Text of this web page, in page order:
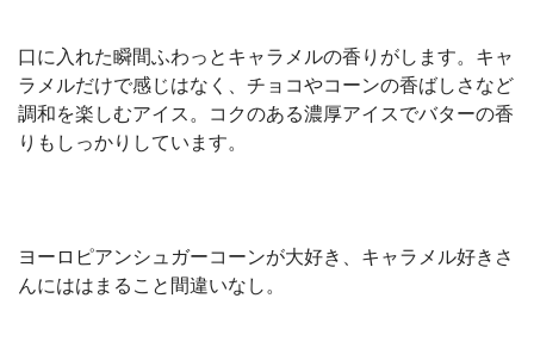
口に入れた瞬間ふわっとキャラメルの香りがします。キャ
ラメルだけで感じはなく、チョコやコーンの香ばしさなど
調和を楽しむアイス。コクのある濃厚アイスでバターの香
りもしっかりしています。
ヨーロピアンシュガーコーンが大好き、キャラメル好きさ
んにははまること間違いなし。